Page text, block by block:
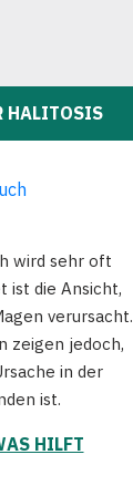
HALITOSIS
wird sehr oft
ist die Ansicht,
verursacht.
zeigen jedoch,
in der
ist.
HILFT